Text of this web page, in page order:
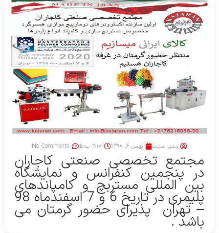
مدیر سایت بهمن ۶, ۱۳۹۸ ۲:۱۷ ب٫ظ No Comments
مجتمع تخصصی صنعتی کاجاران
در پنجمین کنفرانس و نمایشگاه
بین المللی مستربچ و کامپاندهای
پلیمری در تاریخ 6 و 7 اسفندماه 98
– تهران پذیرای حضور گرمتان می
باشد .